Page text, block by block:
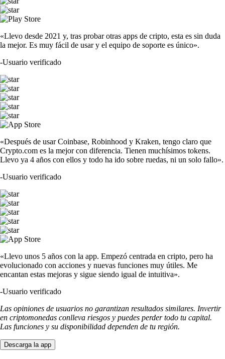
«Llevo desde 2021 y, tras probar otras apps de cripto, esta es sin duda
la mejor. Es muy fácil de usar y el equipo de soporte es único».
-Usuario verificado
«Después de usar Coinbase, Robinhood y Kraken, tengo claro que
Crypto.com es la mejor con diferencia. Tienen muchísimos tokens.
Llevo ya 4 años con ellos y todo ha ido sobre ruedas, ni un solo fallo».
-Usuario verificado
«Llevo unos 5 años con la app. Empezó centrada en cripto, pero ha
evolucionado con acciones y nuevas funciones muy útiles. Me
encantan estas mejoras y sigue siendo igual de intuitiva».
-Usuario verificado
Las opiniones de usuarios no garantizan resultados similares. Invertir
en criptomonedas conlleva riesgos y puedes perder todo tu capital.
Las funciones y su disponibilidad dependen de tu región.
Descarga la app